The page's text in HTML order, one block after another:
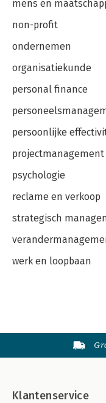
mens en
non-profit
ondernemen
organisatiekunde
personal finance
persoonlijke
projectmanagement
psychologie
reclame en verkoop
strategisch
werk en loopbaan
Klantenservice